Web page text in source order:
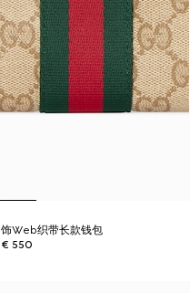
饰Web织带长款钱包
€ 550